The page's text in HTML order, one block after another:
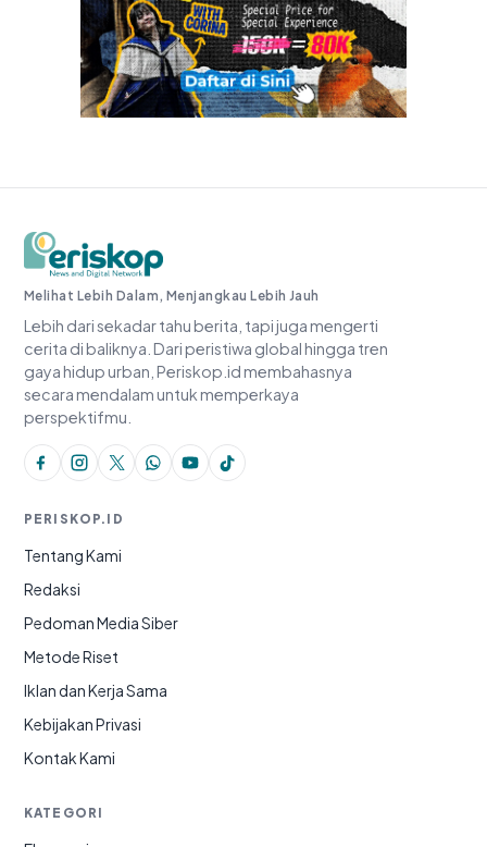
Periskop.id
Melihat Lebih Dalam, Menjangkau Lebih Jauh
Lebih dari sekadar tahu berita, tapi juga mengerti
cerita di baliknya. Dari peristiwa global hingga tren
gaya hidup urban, Periskop.id membahasnya
secara mendalam untuk memperkaya
perspektifmu.
PERISKOP.ID
Tentang Kami
Redaksi
Pedoman Media Siber
Metode Riset
Iklan dan Kerja Sama
Kebijakan Privasi
Kontak Kami
KATEGORI